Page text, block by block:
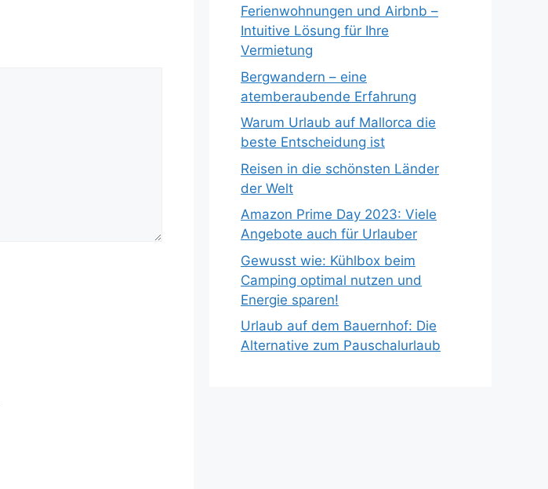
Ferienwohnungen und Airbnb –
Intuitive Lösung für Ihre
Vermietung
Bergwandern – eine
atemberaubende Erfahrung
Warum Urlaub auf Mallorca die
beste Entscheidung ist
Reisen in die schönsten Länder
der Welt
Amazon Prime Day 2023: Viele
Angebote auch für Urlauber
Gewusst wie: Kühlbox beim
Camping optimal nutzen und
Energie sparen!
Urlaub auf dem Bauernhof: Die
Alternative zum Pauschalurlaub